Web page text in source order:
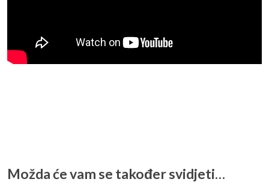
Možda će vam se također svidjeti…